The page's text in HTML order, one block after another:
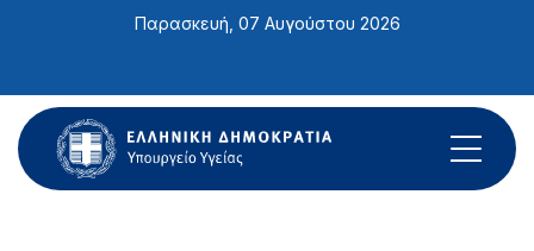
ιστότοπος
περιλαμβάνει
ένα
σύστημα
Παρασκευή, 07 Αυγούστου 2026